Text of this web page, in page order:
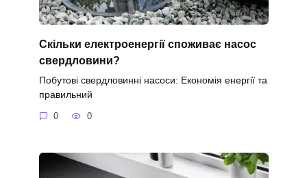
Скільки електроенергії споживає насос
свердловини?
Побутові свердловинні насоси: Економія енергії та
правильний
0 0